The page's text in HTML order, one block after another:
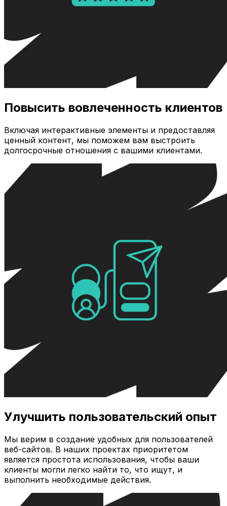
Повысить вовлеченность клиентов
Включая интерактивные элементы и предоставляя
ценный контент, мы поможем вам выстроить
долгосрочные отношения с вашими клиентами.
Улучшить пользовательский опыт
Мы верим в создание удобных для пользователей
веб-сайтов. В наших проектах приоритетом
является простота использования, чтобы ваши
клиенты могли легко найти то, что ищут, и
выполнить необходимые действия.